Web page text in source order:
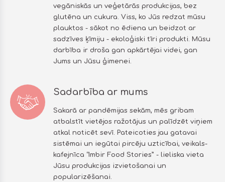
vegāniskās un veģetārās produkcijas, bez
glutēna un cukura. Viss, ko Jūs redzat mūsu
plauktos - sākot no ēdiena un beidzot ar
sadzīves ķīmiju - ekoloģiski tīri produkti. Mūsu
darbība ir droša gan apkārtējai videi, gan
Jums un Jūsu ģimenei.
Sadarbība ar mums
Sakarā ar pandēmijas sekām, mēs gribam
atbalstīt vietējos ražotājus un palīdzēt viņiem
atkal noticēt sevī. Pateicoties jau gatavai
sistēmai un iegūtai pircēju uzticībai, veikals-
kafejnīca “Imbir Food Stories” - lieliska vieta
Jūsu produkcijas izvietošanai un
popularizēšanai.